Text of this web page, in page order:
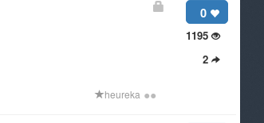
0
1195
2
heureka ●●